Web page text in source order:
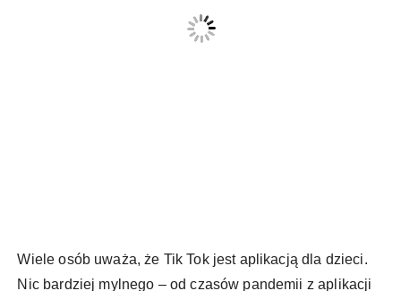
Wiele osób uważa, że Tik Tok jest aplikacją dla dzieci.
Nic bardziej mylnego – od czasów pandemii z aplikacji